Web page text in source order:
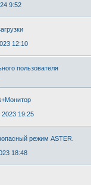
9:52
12:10
пользователя
19:25
режим ASTER.
18:48